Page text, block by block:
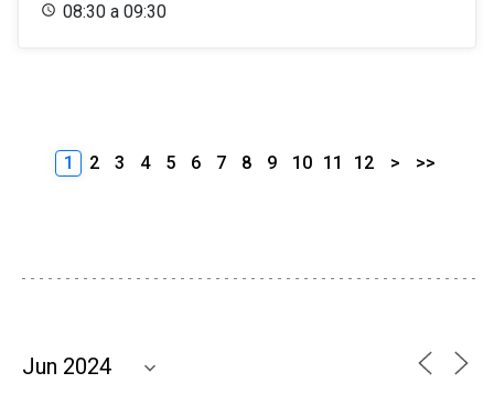
08:30 a 09:30
1 2 3 4 5 6 7 8 9 10 11 12 > >>